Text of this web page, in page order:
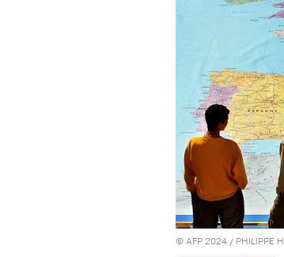
© AFP 2024 / PHILIPPE